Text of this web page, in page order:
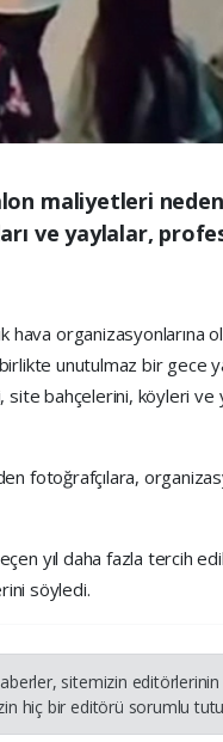
maliyetleri
ve yaylalar,
organizasyonlarına
unutulmaz bir gece
bahçelerini, köyleri ve
fotoğrafçılara,
yıl daha fazla tercih
söyledi.
sitemizin
hiç bir editörü sorumlu